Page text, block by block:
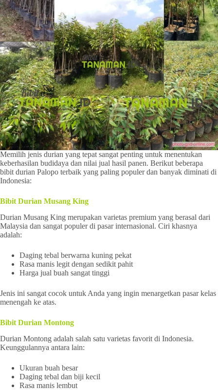
Memilih jenis durian yang tepat sangat penting untuk menentukan
keberhasilan budidaya dan nilai jual hasil panen. Berikut beberapa
bibit durian Palopo terbaik yang paling populer dan banyak diminati di
Indonesia:
Bibit Durian Musang King
Durian Musang King merupakan varietas premium yang berasal dari
Malaysia dan sangat populer di pasar internasional. Ciri khasnya
adalah:
Daging tebal berwarna kuning pekat
Rasa manis legit dengan sedikit pahit
Harga jual buah sangat tinggi
Jenis ini sangat cocok untuk Anda yang ingin menargetkan pasar kelas
menengah ke atas.
Bibit Durian Montong
Durian Montong adalah salah satu varietas favorit di Indonesia.
Keunggulannya antara lain:
Ukuran buah besar
Daging tebal dan biji kecil
Rasa manis lembut